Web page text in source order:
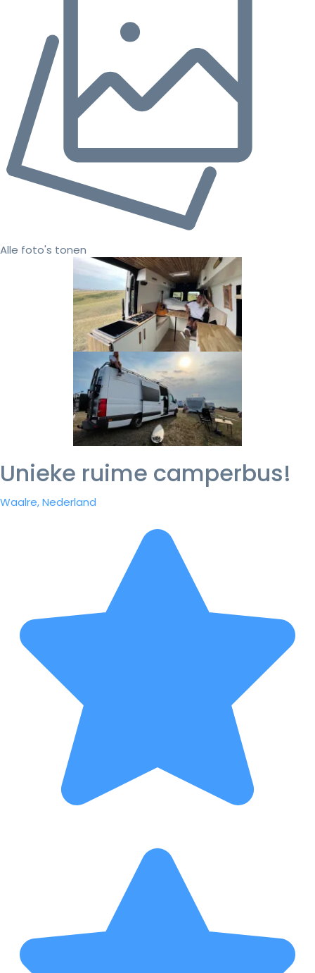
Alle foto's tonen
Unieke ruime camperbus!
Waalre, Nederland